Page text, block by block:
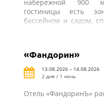
набережной 900
гостиницы есть
бассейном и садом,
поселка Кабардинка,
аттракционы и другая
«Фандорин»
13.08.2026 – 14.08.2026
2 дня / 1 ночь
Отель «ФандоринЪ»